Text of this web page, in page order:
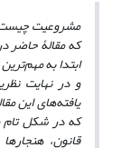
مشروعیت چیست
که مقالۀ
ابتدا به مهم
و در نهایت
یافتههای این
که در شکل تام
قانون،